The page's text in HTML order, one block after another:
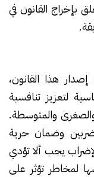
بإخراج القانون في
إصدار هذا القانون،
أساسية لتعزيز تنافسية
والمتوسطة.
وضمان حرية
يجب ألا تؤدي
لمخاطر تؤثر على